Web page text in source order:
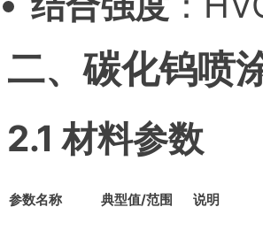
二、碳化钨喷
2.1 材料参数
参数名称 典型值/范围 说明